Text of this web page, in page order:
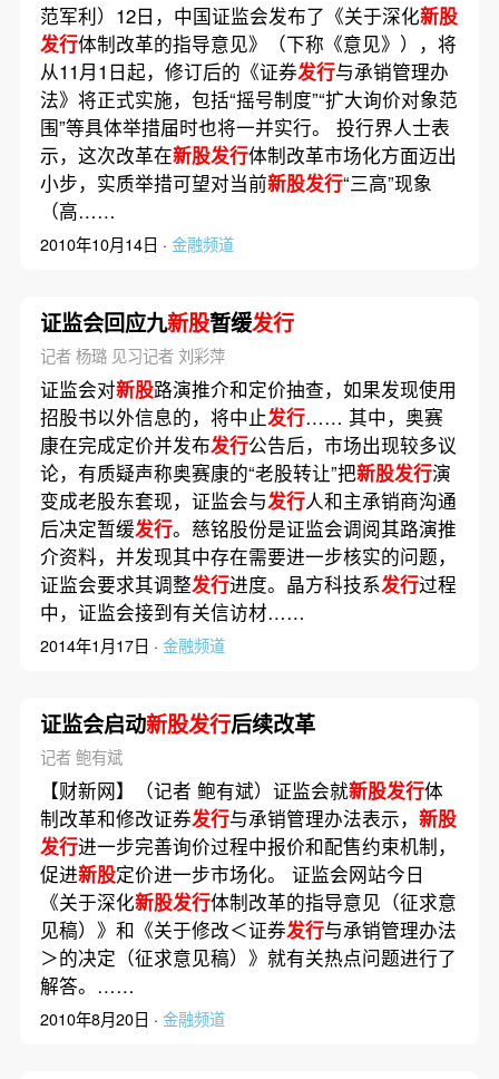
范军利）12日，中国证监会发布了《关于深化新股
发行体制改革的指导意见》（下称《意见》），将
从11月1日起，修订后的《证券发行与承销管理办
法》将正式实施，包括“摇号制度”“扩大询价对象范
围”等具体举措届时也将一并实行。 投行界人士表
示，这次改革在新股发行体制改革市场化方面迈出
小步，实质举措可望对当前新股发行“三高”现象
（高……
2010年10月14日 · 金融频道
证监会回应九新股暂缓发行
记者 杨璐 见习记者 刘彩萍
证监会对新股路演推介和定价抽查，如果发现使用
招股书以外信息的，将中止发行…… 其中，奥赛
康在完成定价并发布发行公告后，市场出现较多议
论，有质疑声称奥赛康的“老股转让”把新股发行演
变成老股东套现，证监会与发行人和主承销商沟通
后决定暂缓发行。慈铭股份是证监会调阅其路演推
介资料，并发现其中存在需要进一步核实的问题，
证监会要求其调整发行进度。晶方科技系发行过程
中，证监会接到有关信访材……
2014年1月17日 · 金融频道
证监会启动新股发行后续改革
记者 鲍有斌
【财新网】（记者 鲍有斌）证监会就新股发行体
制改革和修改证券发行与承销管理办法表示， 新股
发行进一步完善询价过程中报价和配售约束机制，
促进新股定价进一步市场化。 证监会网站今日
《关于深化新股发行体制改革的指导意见（征求意
见稿）》和《关于修改＜证券发行与承销管理办法
＞的决定（征求意见稿）》就有关热点问题进行了
解答。……
2010年8月20日 · 金融频道